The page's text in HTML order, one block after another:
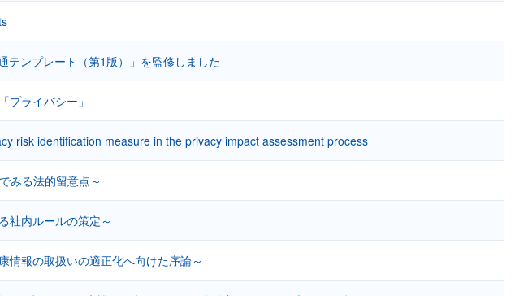
テンプレート（第1版）」を監修しました
プライバシー」
risk identification measure in the privacy impact assessment process
みる法的留意点～
社内ルールの策定～
情報の取扱いの適正化へ向けた序論～